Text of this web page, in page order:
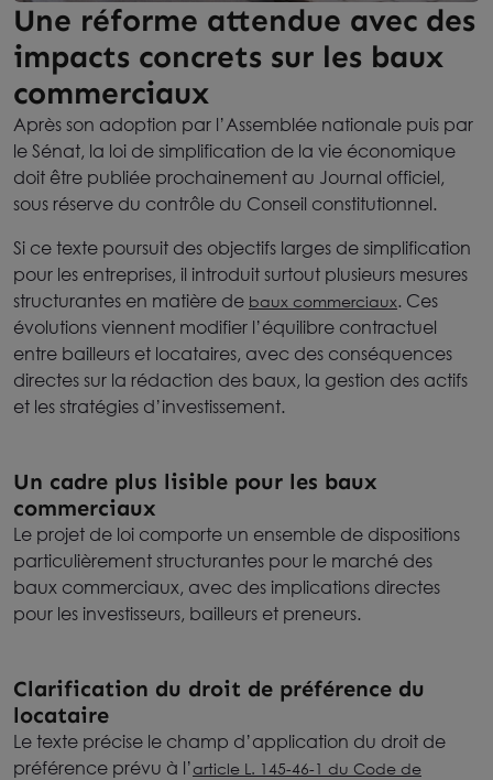
Une réforme attendue avec des
impacts concrets sur les baux
commerciaux
Après son adoption par l’Assemblée nationale puis par
le Sénat, la loi de simplification de la vie économique
doit être publiée prochainement au Journal officiel,
sous réserve du contrôle du Conseil constitutionnel.
Si ce texte poursuit des objectifs larges de simplification
pour les entreprises, il introduit surtout plusieurs mesures
structurantes en matière de baux commerciaux. Ces
évolutions viennent modifier l’équilibre contractuel
entre bailleurs et locataires, avec des conséquences
directes sur la rédaction des baux, la gestion des actifs
et les stratégies d’investissement.
Un cadre plus lisible pour les baux
commerciaux
Le projet de loi comporte un ensemble de dispositions
particulièrement structurantes pour le marché des
baux commerciaux, avec des implications directes
pour les investisseurs, bailleurs et preneurs.
Clarification du droit de préférence du
locataire
Le texte précise le champ d’application du droit de
préférence prévu à l’article L. 145-46-1 du Code de